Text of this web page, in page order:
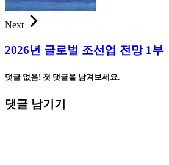
Next
2026년 글로벌 조선업 전망 1부
댓글 없음! 첫 댓글을 남겨보세요.
댓글 남기기